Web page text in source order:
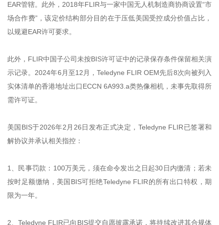
EAR管辖。此外，2018年FLIR与一家中国无人机制造商协商设置“市
场合作费”，该定价结构部分目的在于压低美国受控成分价值占比，
以规避EAR许可要求。
此外，FLIR中国子公司未按BIS许可证中的记录保存条件保留相关演
示记录。2024年6月至12月，Teledyne FLIR OEM先后8次向被列入
实体清单的香港地址出口ECCN 6A993.a类热像相机，未事先取得所
需许可证。
美国BIS于2026年2月26日发布正式决定，Teledyne FLIR已签署和
解协议并承认相关指控：
1、民事罚款：100万美元，须在命令发出之日起30日内缴清；若未
按时足额缴纳，美国BIS可拒绝Teledyne FLIR的所有出口特权，期
限为一年。
2、Teledyne FLIR已向BIS提交自愿披露承诺，将持续改进其合规体